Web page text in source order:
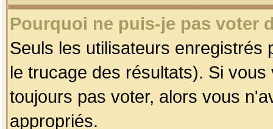
Pourquoi ne puis-je pas voter
Seuls les utilisateurs enregistrés
le trucage des résultats). Si
toujours pas voter, alors vous
appropriés.